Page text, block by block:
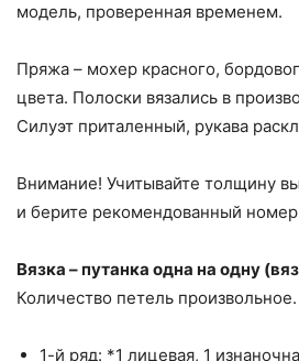
модель, проверенная временем.
Пряжа – мохер красного,
цвета. Полоски вязались в
Силуэт приталенный, рукава
Внимание! Учитывайте толщину
и берите рекомендованный
Вязка – путанка одна на одну
Количество петель произвольное.
1-й ряд: *1 лицевая, 1